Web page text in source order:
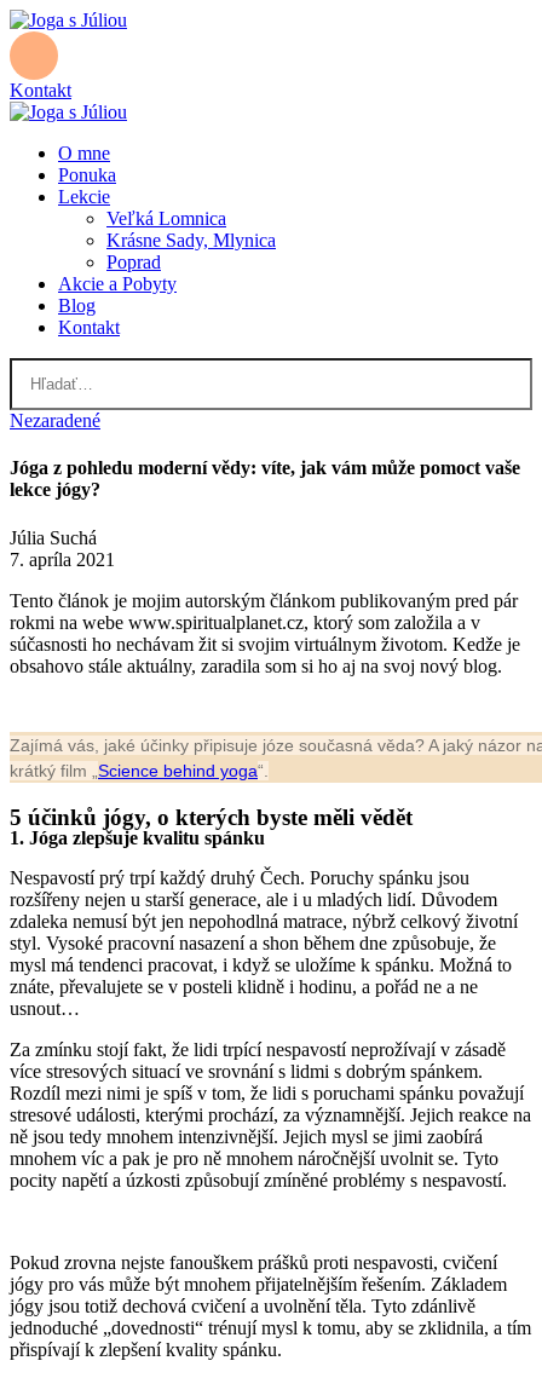
Kontakt
O mne
Ponuka
Lekcie
Veľká Lomnica
Krásne Sady, Mlynica
Poprad
Akcie a Pobyty
Blog
Kontakt
Nezaradené
Jóga z pohledu moderní vědy: víte, jak vám může pomoct vaše
lekce jógy?
Júlia Suchá
7. apríla 2021
Tento článok je mojim autorským článkom publikovaným pred pár
rokmi na webe www.spiritualplanet.cz, ktorý som založila a v
súčasnosti ho nechávam žit si svojim virtuálnym životom. Kedže je
obsahovo stále aktuálny, zaradila som si ho aj na svoj nový blog.
Zajímá vás, jaké účinky připisuje józe současná věda? A jaký názor
krátký film „ Science behind yoga“
5 účinků jógy, o kterých byste měli vědět
1. Jóga zlepšuje kvalitu spánku
Nespavostí prý trpí každý druhý Čech. Poruchy spánku jsou
rozšířeny nejen u starší generace, ale i u mladých lidí. Důvodem
zdaleka nemusí být jen nepohodlná matrace, nýbrž celkový životní
styl. Vysoké pracovní nasazení a shon během dne způsobuje, že
mysl má tendenci pracovat, i když se uložíme k spánku. Možná to
znáte, převalujete se v posteli klidně i hodinu, a pořád ne a ne
usnout…
Za zmínku stojí fakt, že lidi trpící nespavostí neprožívají v zásadě
více stresových situací ve srovnání s lidmi s dobrým spánkem.
Rozdíl mezi nimi je spíš v tom, že lidi s poruchami spánku považují
stresové události, kterými prochází, za významnější. Jejich reakce na
ně jsou tedy mnohem intenzivnější. Jejich mysl se jimi zaobírá
mnohem víc a pak je pro ně mnohem náročnější uvolnit se. Tyto
pocity napětí a úzkosti způsobují zmíněné problémy s nespavostí.
Pokud zrovna nejste fanouškem prášků proti nespavosti, cvičení
jógy pro vás může být mnohem přijatelnějším řešením. Základem
jógy jsou totiž dechová cvičení a uvolnění těla. Tyto zdánlivě
jednoduché „dovednosti“ trénují mysl k tomu, aby se zklidnila, a tím
přispívají k zlepšení kvality spánku.